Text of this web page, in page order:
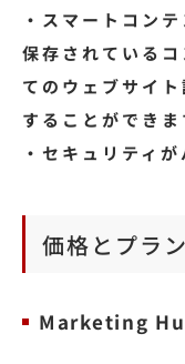
・スマートコン
保存されている
てのウェブサイ
することができま
・セキュリティ
価格とプラ
Marketing